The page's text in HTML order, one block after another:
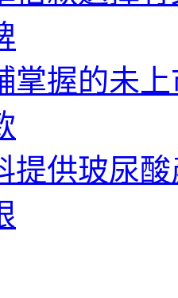
掌握的未
提供玻尿